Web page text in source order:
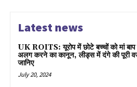
Latest news
UK ROITS: यूरोप में छोटे बच्चों को मां
अलग करने का कानून, लीड्स में दंगे की पूरी
जानिए
July 20, 2024